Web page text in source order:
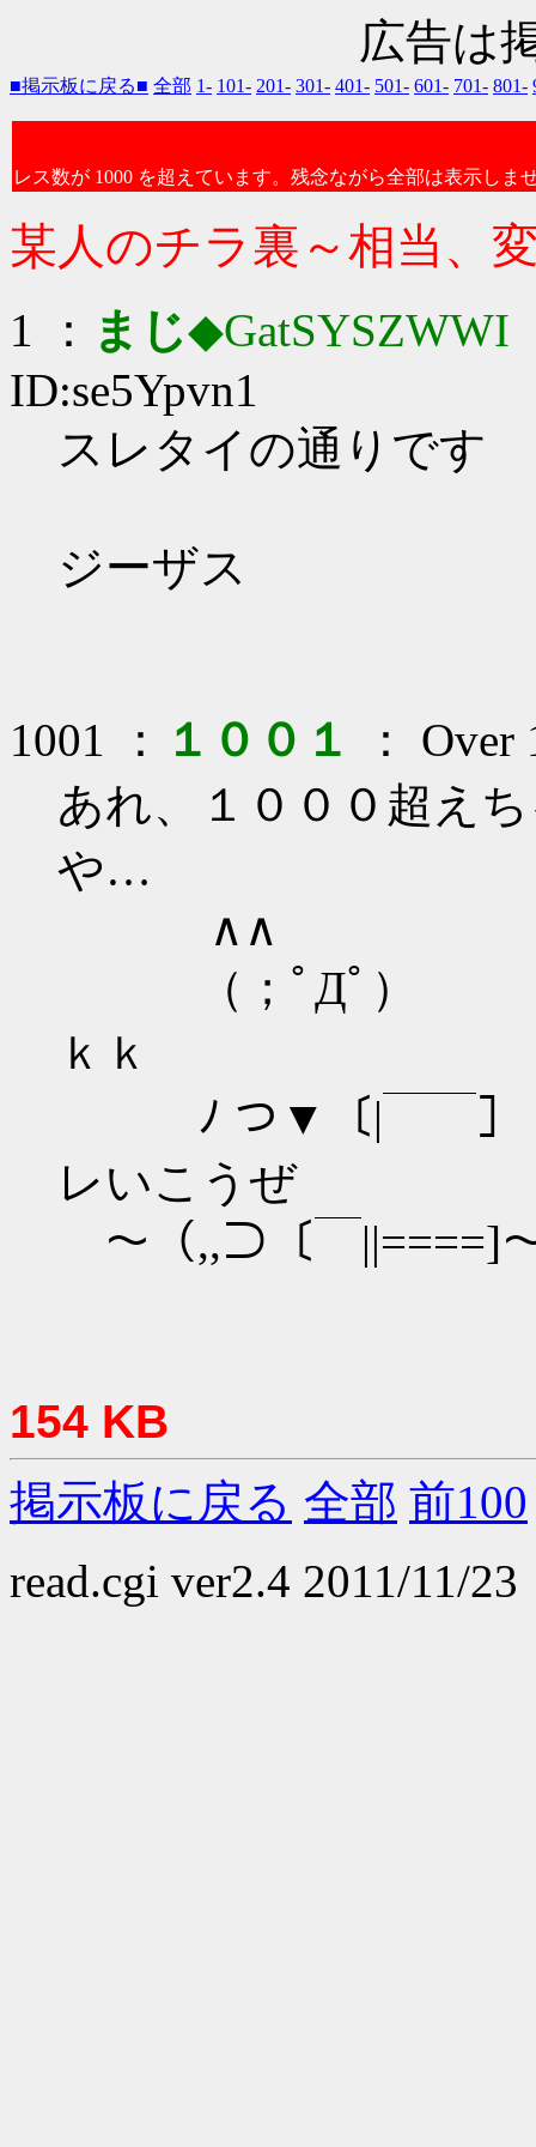
広告は
■掲示板に戻る■ 全部 1- 101- 201- 301- 401- 501- 601- 701- 801-
レス数が 1000 を超えています。残念ながら全部は表示しま
某人のチラ裏～相当、
1 ： まじ◆GatSYSZWWI
ID:se5Ypvn1
スレタイの通りです
ジーザス
1001 ： １００１
： Over
あれ、１０００超え
や…
∧∧
（；ﾟДﾟ
ｋｋ
ﾉ つ▼〔|
レいこうぜ
～（,,⊃〔￣||====]
154 KB
掲示板に戻る 全部 前100
read.cgi ver2.4 2011/11/23